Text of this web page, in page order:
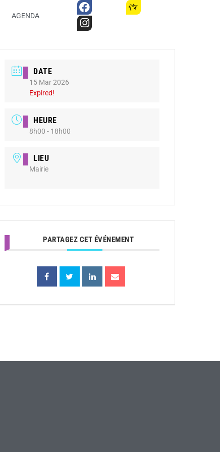
AGENDA
DATE
15 Mar 2026
Expired!
HEURE
8h00 - 18h00
LIEU
Mairie
PARTAGEZ CET ÉVÉNEMENT